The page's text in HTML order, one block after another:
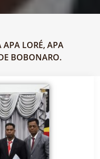
APA LORÉ, APA
BOBONARO.